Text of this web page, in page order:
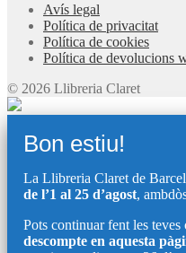
Avís legal
Política de privacitat
Política de cookies
Política de devolucions
© 2026 Llibreria Claret
Bon estiu!
La Llibreria Claret de
de l’1 al 25 d’agost,
Pots continuar fent les
descompte en aquesta